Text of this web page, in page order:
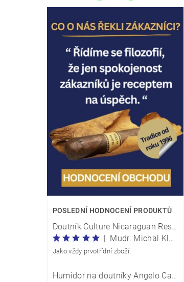
POSLEDNÍ HODNOCENÍ PRODUKTŮ
Doutník Culture Nicaraguan Reserve Perla Traveller - box 20 kusů
Mudr. Michal Klečka
Jako vždy prvotřídní zboží.
Humidor na doutníky Angelo Carbon Optik M 920054